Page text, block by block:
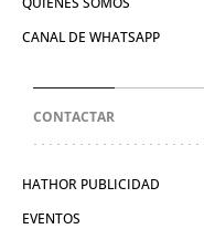
CANAL DE WHATSAPP
CONTACTAR
HATHOR PUBLICIDAD
EVENTOS